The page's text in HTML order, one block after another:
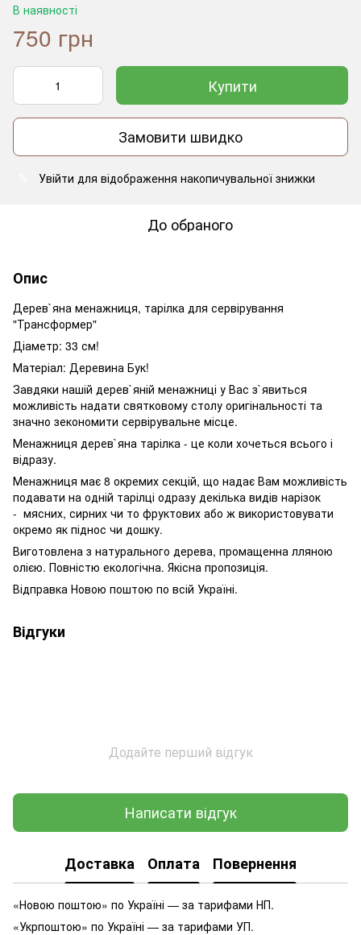
В наявності
750 грн
Купити
Замовити швидко
Увійти для відображення накопичувальної знижки
До обраного
Опис
Дерев`яна менажниця, тарілка для сервірування
"Трансформер"
Діаметр: 33 см!
Матеріал: Деревина Бук!
Завдяки нашій дерев`яній менажниці у Вас з`явиться
можливість надати святковому столу оригінальності та
значно зекономити сервірувальне місце.
Менажниця дерев`яна тарілка - це коли хочеться всього і
відразу.
Менажниця має 8 окремих секцій, що надає Вам можливість
подавати на одній тарілці одразу декілька видів нарізок
- мясних, сирних чи то фруктових або ж використовувати
окремо як піднос чи дошку.
Виготовлена з натурального дерева, промащенна лляною
олією. Повністю екологічна. Якісна пропозиція.
Відправка Новою поштою по всій Україні.
Відгуки
Додайте перший відгук
Написати відгук
Доставка Оплата Повернення
«Новою поштою» по Україні — за тарифами НП.
«Укрпоштою» по Україні — за тарифами УП.